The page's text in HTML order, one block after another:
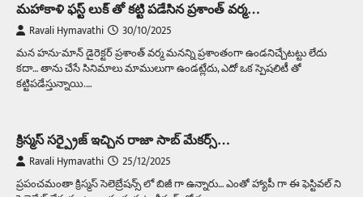
మహాకాళి ఫస్ట్ లుక్ తో కట్టి పడేసిన ప్రశాంత్ వర్మ…
Ravali Hymavathi 30/10/2025
మన హను-మాన్ డైరెక్టర్ ప్రశాంత్ వర్మ మనన్ని ప్రశాంతంగా ఉండనిచ్చేటట్టు లేదు
కదా… తాను చేసే సినిమాలు మాములుగా ఉండట్లేదు, ఎదో ఒక స్పెషలిటీ తో
కట్టిపడేస్తున్నాయి.…
క్రిస్మస్ సర్ప్రైజ్ ఇచ్చిన రాజా సాబ్ మేకర్స్…
Ravali Hymavathi 25/12/2025
ప్రపంచమంతా క్రిస్మస్ సెలెబ్రేషన్స్ లో బిజీ గా ఉన్నారు… ఎంతో హ్యాపీ గా ఈ ఫెస్టివల్ ని